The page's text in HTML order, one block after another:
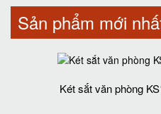
Sản phẩm mới
Két sắt văn phòng